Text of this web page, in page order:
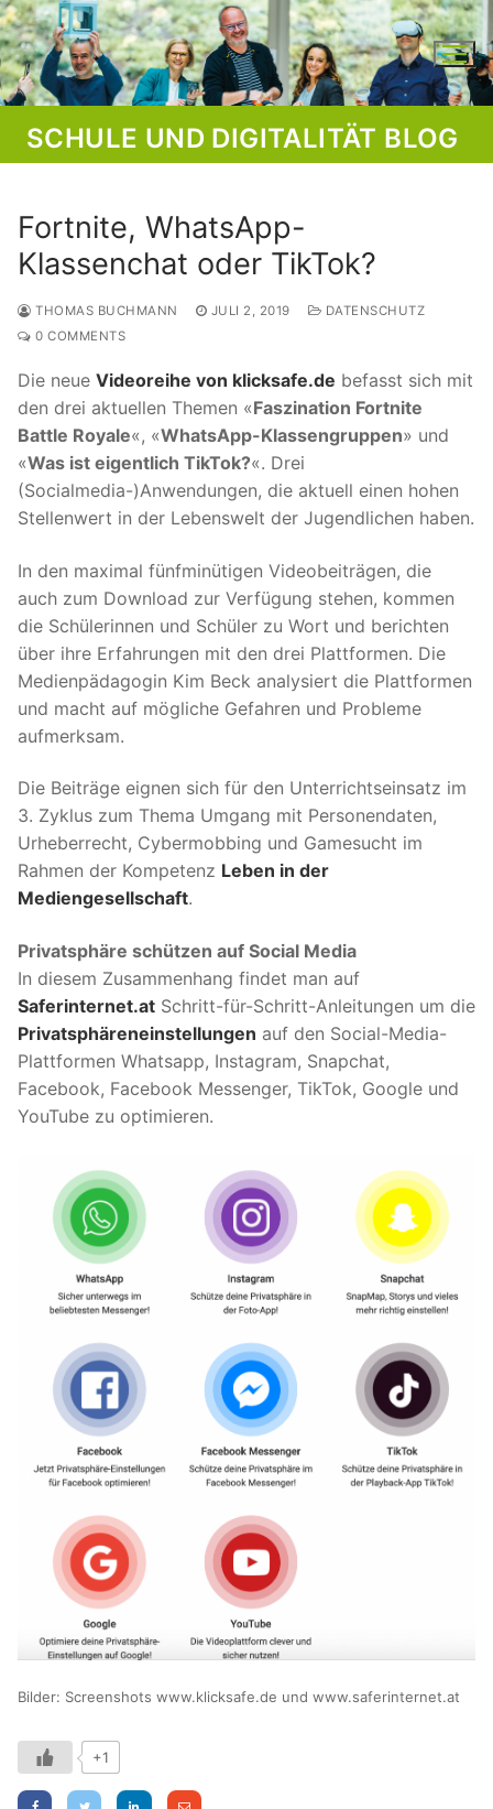
Skip
to
content
SCHULE UND DIGITALITÄT BLOG
Fortnite, WhatsApp-
Klassenchat oder TikTok?
THOMAS BUCHMANN JULI 2, 2019
DATENSCHUTZ
0 COMMENTS
Die neue Videoreihe von klicksafe.de befasst sich mit
den drei aktuellen Themen «Faszination Fortnite
Battle Royale«, «WhatsApp-Klassengruppen» und
«Was ist eigentlich TikTok?«. Drei
(Socialmedia-)Anwendungen, die aktuell einen hohen
Stellenwert in der Lebenswelt der Jugendlichen haben.
In den maximal fünfminütigen Videobeiträgen, die
auch zum Download zur Verfügung stehen, kommen
die Schülerinnen und Schüler zu Wort und berichten
über ihre Erfahrungen mit den drei Plattformen. Die
Medienpädagogin Kim Beck analysiert die Plattformen
und macht auf mögliche Gefahren und Probleme
aufmerksam.
Die Beiträge eignen sich für den Unterrichtseinsatz im
3. Zyklus zum Thema Umgang mit Personendaten,
Urheberrecht, Cybermobbing und Gamesucht im
Rahmen der Kompetenz Leben in der
Mediengesellschaft.
Privatsphäre schützen auf Social Media
In diesem Zusammenhang findet man auf
Saferinternet.at Schritt-für-Schritt-Anleitungen um die
Privatsphäreneinstellungen auf den Social-Media-
Plattformen Whatsapp, Instagram, Snapchat,
Facebook, Facebook Messenger, TikTok, Google und
YouTube zu optimieren.
Bilder: Screenshots www.klicksafe.de und www.saferinternet.at
+1